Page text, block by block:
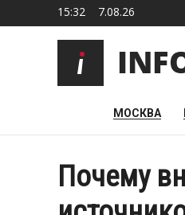
15:32 7.08.26
МОСКВА
Почему